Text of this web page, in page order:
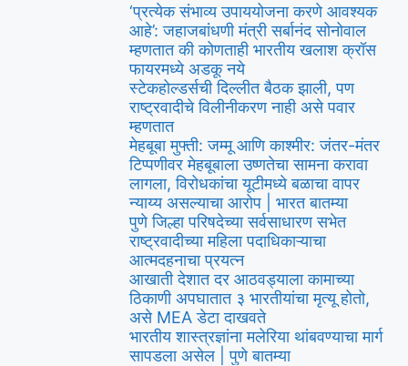
‘प्रत्येक संभाव्य उपाययोजना करणे आवश्यक
आहे’: जहाजबांधणी मंत्री सर्बानंद सोनोवाल
म्हणतात की कोणताही भारतीय खलाश क्रॉस
फायरमध्ये अडकू नये
स्टेकहोल्डर्सची दिल्लीत बैठक झाली, पण
राष्ट्रवादीचे विलीनीकरण नाही असे पवार
म्हणतात
मेहबूबा मुफ्ती: जम्मू आणि काश्मीर: जंतर-मंतर
टिप्पणीवर मेहबूबाला उष्णतेचा सामना करावा
लागला, विरोधकांचा यूटीमध्ये बळाचा वापर
न्याय्य असल्याचा आरोप | भारत बातम्या
पुणे जिल्हा परिषदेच्या सर्वसाधारण सभेत
राष्ट्रवादीच्या महिला पदाधिकाऱ्याचा
आत्मदहनाचा प्रयत्न
आखाती देशात दर आठवड्याला कामाच्या
ठिकाणी अपघातात ३ भारतीयांचा मृत्यू होतो,
असे MEA डेटा दाखवते
भारतीय शास्त्रज्ञांना मलेरिया थांबवण्याचा मार्ग
सापडला असेल | पुणे बातम्या